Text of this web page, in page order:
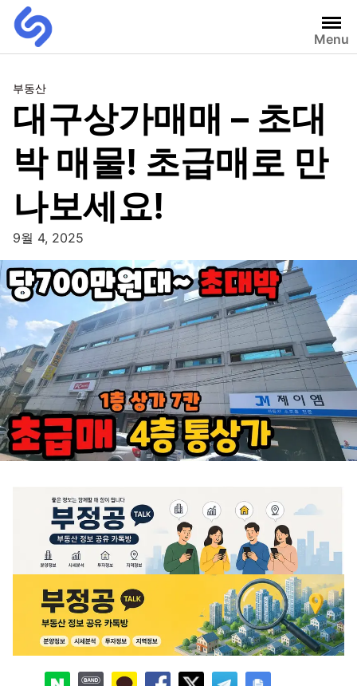
Menu
부동산
대구상가매매 – 초대
박 매물! 초급매로 만
나보세요!
9월 4, 2025